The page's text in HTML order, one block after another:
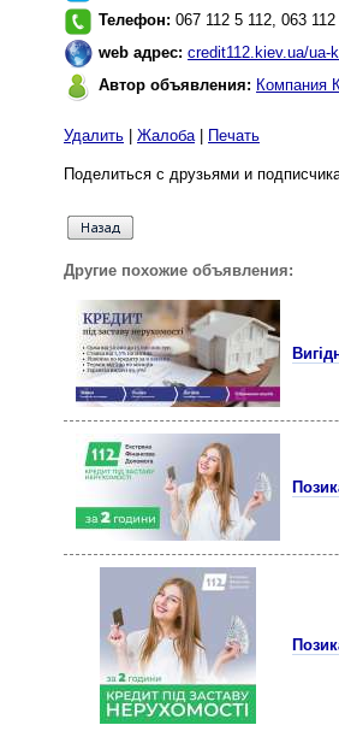
Телефон: 067 112 5 112, 063
web адрес: credit112.kiev.ua/ua-
Автор объявления: Компания
Удалить Жалоба| Печать
Поделиться с друзьями и
Другие похожие объявления: